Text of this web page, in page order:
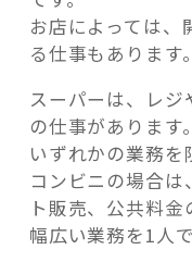
お店によっては、
る仕事もあります。
スーパーは、レ
の仕事があります。
いずれかの業務を
コンビニの場合
ト販売、公共料金
幅広い業務を1人